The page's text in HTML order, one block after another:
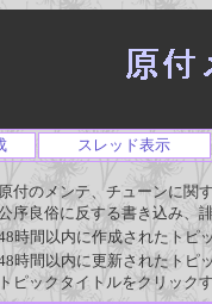
スレッド表示
付のメンテ、チューンに関
序良俗に反する書き込み、
時間以内に作成されたトピ
時間以内に更新されたトピ
ピックタイトルをクリック